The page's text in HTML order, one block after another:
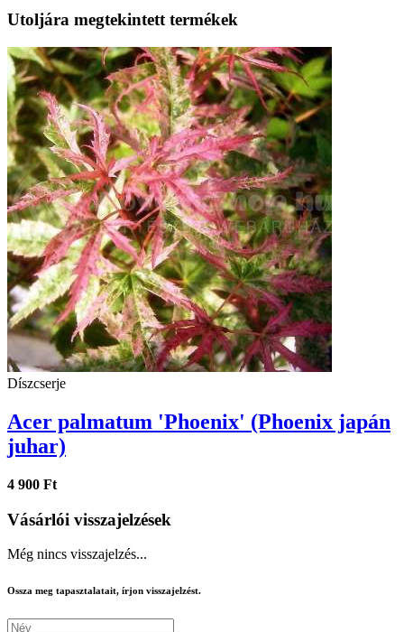
Utoljára megtekintett termékek
Díszcserje
Acer palmatum 'Phoenix' (Phoenix japán
juhar)
4 900 Ft
Vásárlói visszajelzések
Még nincs visszajelzés...
Ossza meg tapasztalatait, írjon visszajelzést.